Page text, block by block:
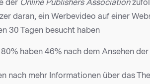
der Online Publishers Association
daran, ein Werbevideo auf einer
30 Tagen besucht haben
haben 46% nach dem Ansehen
nach mehr Informationen über das